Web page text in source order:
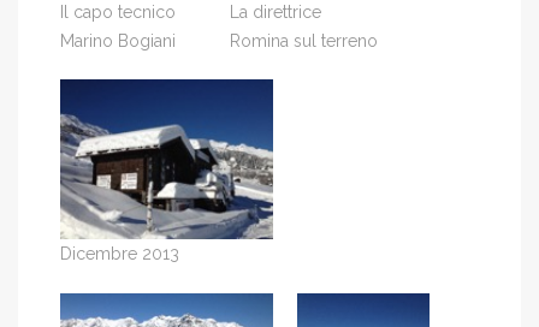
Il capo tecnico
Marino Bogiani
La direttrice
Romina sul terreno
Dicembre 2013